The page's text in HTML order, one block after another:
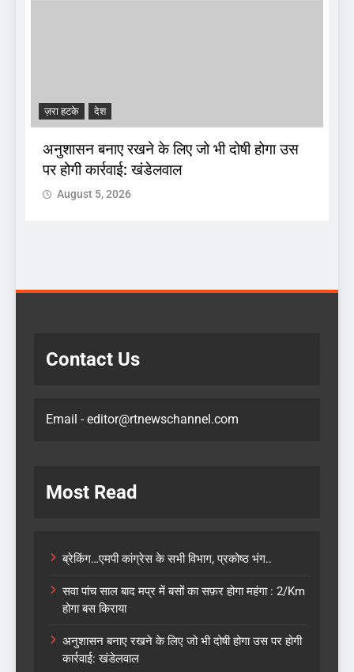
ज़रा हटके देश
अनुशासन बनाए रखने के लिए जो भी दोषी होगा उस
पर होगी कार्रवाई: खंडेलवाल
August 5, 2026
Contact Us
Email - editor@rtnewschannel.com
Most Read
ब्रेकिंग…एमपी कांग्रेस के सभी विभाग, प्रकोष्ठ भंग..
सवा पांच साल बाद मप्र में बसों का सफ़र होगा महंगा : 2/Km
होगा बस किराया
अनुशासन बनाए रखने के लिए जो भी दोषी होगा उस पर होगी
कार्रवाई: खंडेलवाल